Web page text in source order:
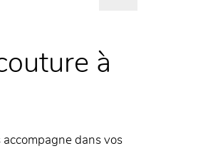
à
dans vos